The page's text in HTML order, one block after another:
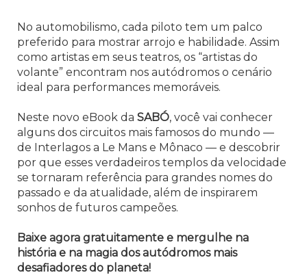
No automobilismo, cada piloto tem um palco
preferido para mostrar arrojo e habilidade. Assim
como artistas em seus teatros, os “artistas do
volante” encontram nos autódromos o cenário
ideal para performances memoráveis.
Neste novo eBook da SABÓ, você vai conhecer
alguns dos circuitos mais famosos do mundo —
de Interlagos a Le Mans e Mônaco — e descobrir
por que esses verdadeiros templos da velocidade
se tornaram referência para grandes nomes do
passado e da atualidade, além de inspirarem
sonhos de futuros campeões.
Baixe agora gratuitamente e mergulhe na
história e na magia dos autódromos mais
desafiadores do planeta!